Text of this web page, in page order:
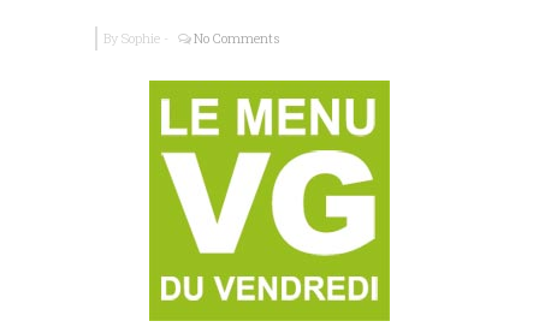
By Sophie - No Comments